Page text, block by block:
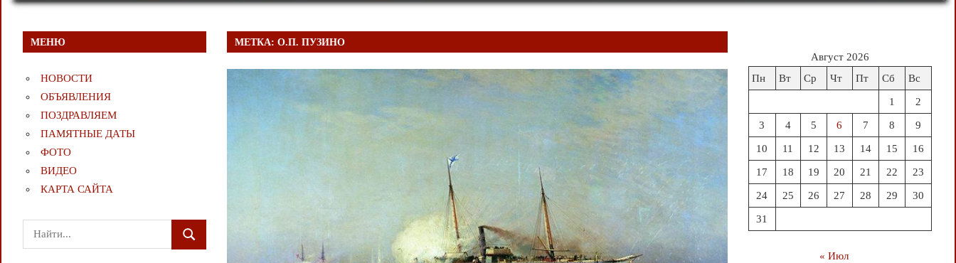
МЕТКА:О.П. ПУЗИНО
МЕНЮ
НОВОСТИ
ОБЪЯВЛЕНИЯ
ПОЗДРАВЛЯЕМ
ПАМЯТНЫЕ ДАТЫ
ФОТО
ВИДЕО
КАРТА САЙТА
Поиск
для:
ПОИСК
Август 2026
Пн
Вт Ср Чт Пт Сб Вс
1 2
3 4 5 6 7 8 9
10 11 12 13 14 15 16
17 18 19 20 21 22 23
24 25 26 27 28 29 30
31
« Июл